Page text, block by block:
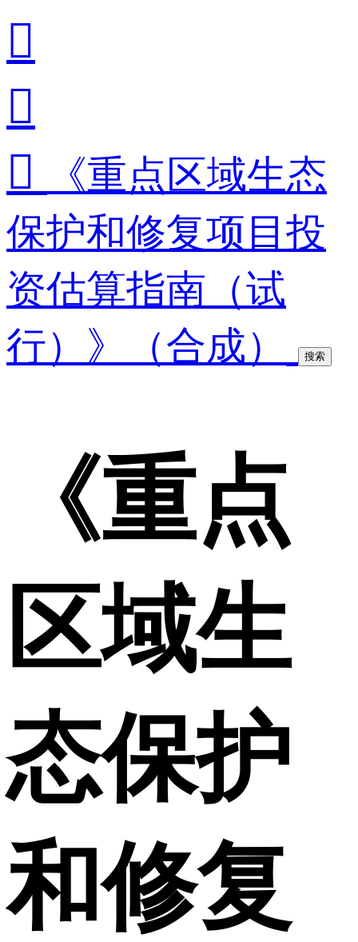



《重点区域生态
保护和修复项目投
资估算指南（试
行）》（合成）
搜索
《重点
区域生
态保护
和修复